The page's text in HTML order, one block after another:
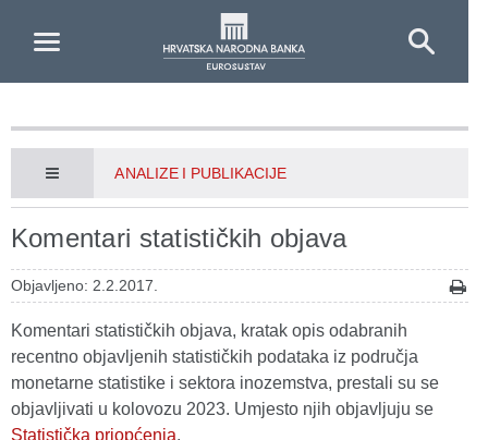
ANALIZE I PUBLIKACIJE
Komentari statističkih objava
Objavljeno: 2.2.2017.
Komentari statističkih objava, kratak opis odabranih
recentno objavljenih statističkih podataka iz područja
monetarne statistike i sektora inozemstva, prestali su se
objavljivati u kolovozu 2023. Umjesto njih objavljuju se
Statistička priopćenja.